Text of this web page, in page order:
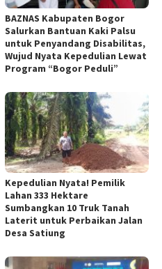
BAZNAS Kabupaten Bogor
Salurkan Bantuan Kaki Palsu
untuk Penyandang Disabilitas,
Wujud Nyata Kepedulian Lewat
Program “Bogor Peduli”
Kepedulian Nyata! Pemilik
Lahan 333 Hektare
Sumbangkan 10 Truk Tanah
Laterit untuk Perbaikan Jalan
Desa Satiung